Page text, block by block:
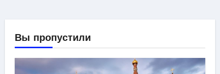
Вы пропустили